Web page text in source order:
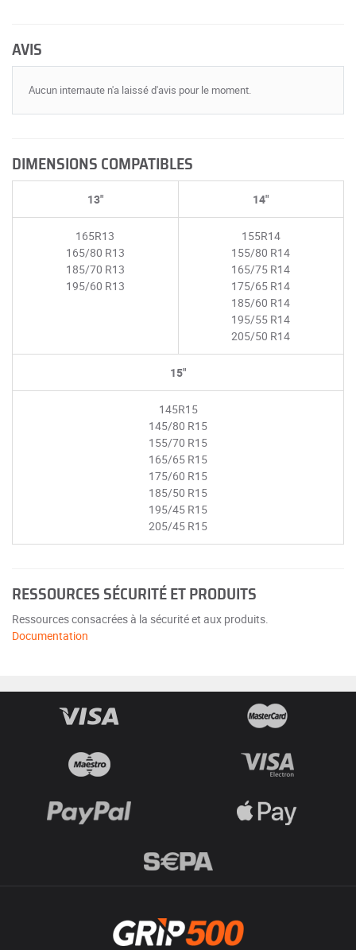
AVIS
Aucun internaute n'a laissé d'avis pour le moment.
DIMENSIONS COMPATIBLES
13"
165R13
165/80 R13
185/70 R13
195/60 R13
14"
155R14
155/80 R14
165/75 R14
175/65 R14
185/60 R14
195/55 R14
205/50 R14
15"
145R15
145/80 R15
155/70 R15
165/65 R15
175/60 R15
185/50 R15
195/45 R15
205/45 R15
RESSOURCES SÉCURITÉ ET PRODUITS
Ressources consacrées à la sécurité et aux produits.
Documentation